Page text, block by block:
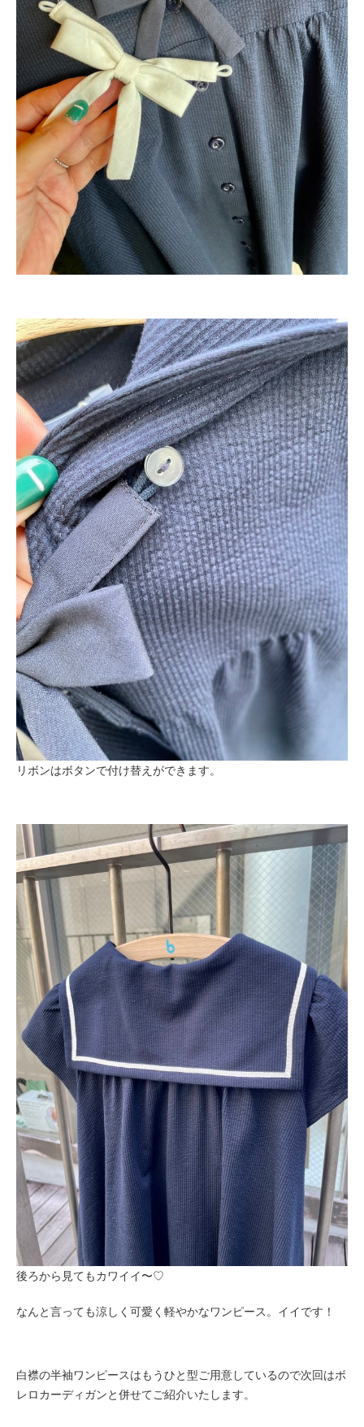
リボンはボタンで付け替えができます。
後ろから見てもカワイイ〜♡
なんと言っても涼しく可愛く軽やかなワンピース。イイです！
白襟の半袖ワンピースはもうひと型ご用意しているので次回はボ
レロカーディガンと併せてご紹介いたします。